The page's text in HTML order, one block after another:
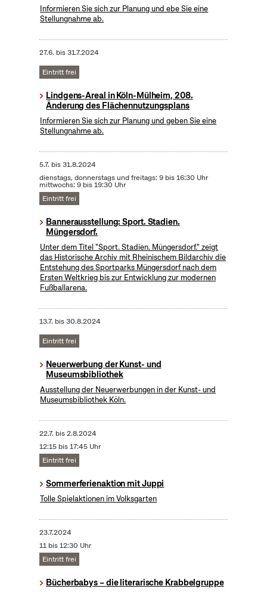
Informieren Sie sich zur Planung und ebe Sie eine
Stellungnahme ab.
27.6. bis31.7.2024
Eintritt frei
Lindgens-Areal in Köln-Mülheim, 208.
Änderung des Flächennutzungsplans
Informieren Sie sich zur Planung und geben Sie eine
Stellungnahme ab.
5.7. bis31.8.2024
dienstags, donnerstags und freitags: 9 bis 16:30 Uhr
mittwochs: 9 bis 19:30 Uhr
Eintritt frei
Bannerausstellung: Sport. Stadien.
Müngersdorf.
Unter dem Titel "Sport. Stadien. Müngersdorf." zeigt
das Historische Archiv mit Rheinischem Bildarchiv die
Entstehung des Sportparks Müngersdorf nach dem
Ersten Weltkrieg bis zur Entwicklung zur modernen
Fußballarena.
13.7. bis30.8.2024
Eintritt frei
Neuerwerbung der Kunst- und
Museumsbibliothek
Ausstellung der Neuerwerbungen in der Kunst- und
Museumsbibliothek Köln.
22.7. bis2.8.2024
12:15 bis 17:45 Uhr
Eintritt frei
Sommerferienaktion mit Juppi
Tolle Spielaktionen im Volksgarten
23.7.2024
11 bis 12:30 Uhr
Eintritt frei
Bücherbabys – die literarische Krabbelgruppe